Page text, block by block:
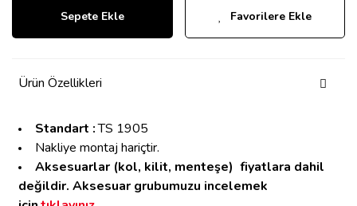
Sepete Ekle Favorilere Ekle
Ürün Özellikleri
Standart :TS 1905
Nakliye montaj hariçtir.
Aksesuarlar (kol, kilit, menteşe) fiyatlara dahil
değildir. Aksesuar grubumuzu incelemek